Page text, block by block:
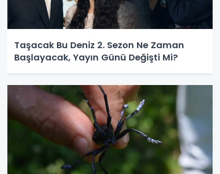
Taşacak Bu Deniz 2. Sezon Ne Zaman
Başlayacak, Yayın Günü Değişti Mi?